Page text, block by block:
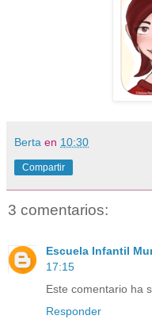
Berta en 10:30
Compartir
3 comentarios:
Escuela Infantil
17:15
Este comentario ha
Responder